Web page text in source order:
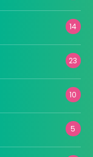
14
23
10
5